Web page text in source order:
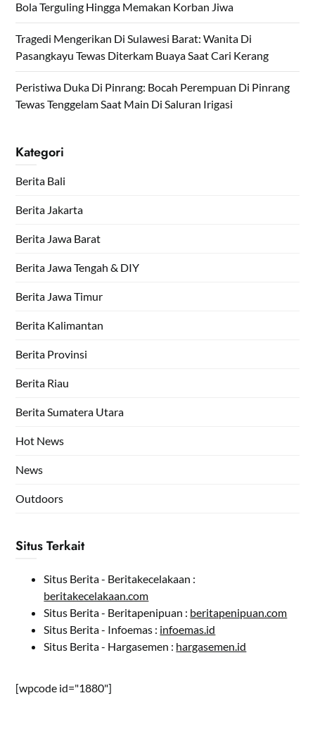
Bola Terguling Hingga Memakan Korban Jiwa
Tragedi Mengerikan Di Sulawesi Barat: Wanita Di
Pasangkayu Tewas Diterkam Buaya Saat Cari Kerang
Peristiwa Duka Di Pinrang: Bocah Perempuan Di Pinrang
Tewas Tenggelam Saat Main Di Saluran Irigasi
Kategori
Berita Bali
Berita Jakarta
Berita Jawa Barat
Berita Jawa Tengah & DIY
Berita Jawa Timur
Berita Kalimantan
Berita Provinsi
Berita Riau
Berita Sumatera Utara
Hot News
News
Outdoors
Situs Terkait
Situs Berita - Beritakecelakaan :
beritakecelakaan.com
Situs Berita - Beritapenipuan : beritapenipuan.com
Situs Berita - Infoemas : infoemas.id
Situs Berita - Hargasemen : hargasemen.id
[wpcode id="1880"]